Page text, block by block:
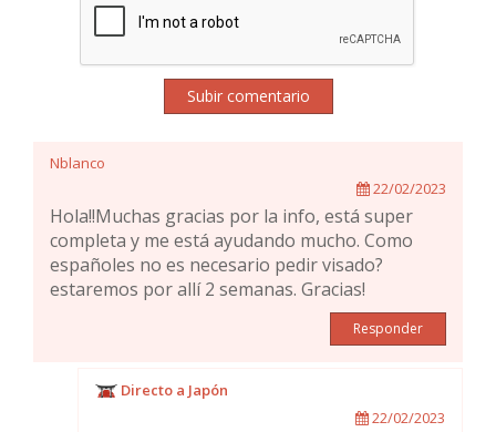
Subir comentario
Nblanco
22/02/2023
Hola!!Muchas gracias por la info, está super
completa y me está ayudando mucho. Como
españoles no es necesario pedir visado?
estaremos por allí 2 semanas. Gracias!
Responder
Directo a Japón
22/02/2023